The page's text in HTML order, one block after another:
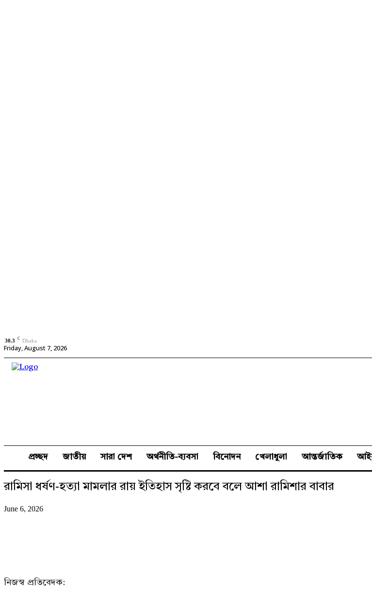
30.3 C Dhaka
Friday, August 7, 2026
প্রচ্ছদ জাতীয় সারা দেশ অর্থনীতি-ব্যবসা বিনোদন খেলাধুলা আন্তর্জাতিক
রামিসা ধর্ষণ-হত্যা মামলার রায় ইতিহাস সৃষ্টি করবে বলে আশা রামিশার বাবার
June 6, 2026
নিজস্ব প্রতিবেদক: